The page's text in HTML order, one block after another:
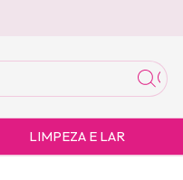
LIMPEZA E LAR